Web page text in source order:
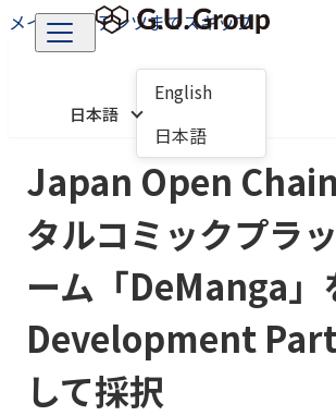
メインコンテンツまでスキップ
日本語
English
日本語
Japan Open
タルコミックプラ
ーム「DeManga」
Development
して採択